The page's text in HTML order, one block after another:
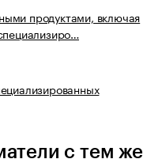
продуктами, включая
с тем же